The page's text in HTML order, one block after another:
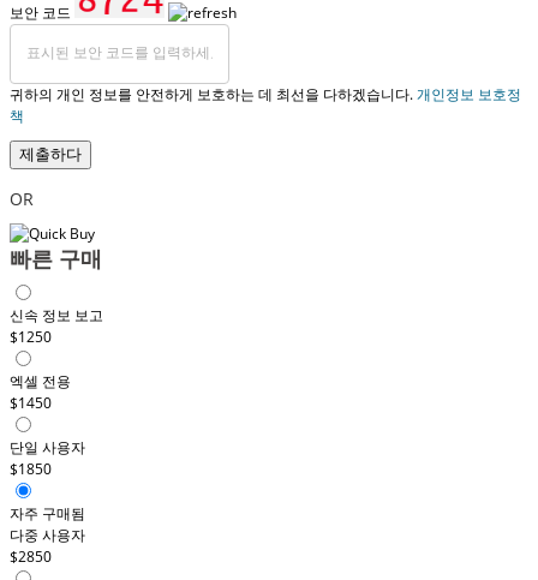
보안 코드
귀하의 개인 정보를 안전하게 보호하는 데 최선을 다하겠습니다.개인정보 보호정
책
제출하다
OR
빠른 구매
신속 정보 보고
$1250
엑셀 전용
$1450
단일 사용자
$1850
자주 구매됨
다중 사용자
$2850